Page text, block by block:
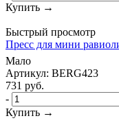
Купить →
Быстрый просмотр
Пресс для мини
Мало
Артикул: BERG423
731 руб.
-
Купить →